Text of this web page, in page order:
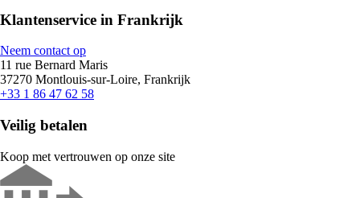
Klantenservice in Frankrijk
Neem contact op
11 rue Bernard Maris
37270 Montlouis-sur-Loire, Frankrijk
+33 1 86 47 62 58
Veilig betalen
Koop met vertrouwen op onze site